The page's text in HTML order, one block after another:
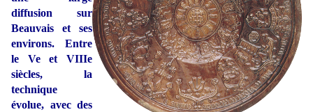
diffusion sur
Beauvais et ses
environs. Entre
le Ve et VIIIe
siècles, la
technique
évolue, avec des